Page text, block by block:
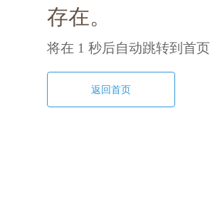
存在。
将在 1 秒后自动跳转到首页
返回首页